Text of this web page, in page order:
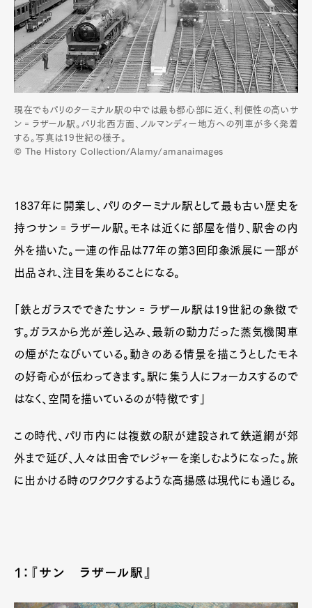
現在でもパリのターミナル駅の中では最も都心部に近く、利便性の高いサ
ン゠ラザール駅。パリ北西方面、ノルマンディー地方への列車が多く発着
する。写真は19世紀の様子。
© The History Collection/Alamy/amanaimages
1837年に開業し、パリのターミナル駅として最も古い歴史を
持つサン゠ラザール駅。モネは近くに部屋を借り、駅舎の内
外を描いた。一連の作品は77年の第3回印象派展に一部が
出品され、注目を集めることになる。
「鉄とガラスでできたサン゠ラザール駅は19世紀の象徴で
す。ガラスから光が差し込み、最新の動力だった蒸気機関車
の煙がたなびいている。動きのある情景を描こうとしたモネ
の好奇心が伝わってきます。駅に集う人にフォーカスするので
はなく、空間を描いているのが特徴です」
この時代、パリ市内には複数の駅が建設されて鉄道網が郊
外まで延び、人々は田舎でレジャーを楽しむようになった。旅
に出かける時のワクワクするような高揚感は現代にも通じる。
1：『サン゠ラザール駅』